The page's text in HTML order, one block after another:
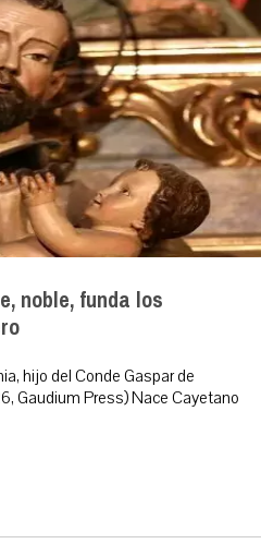
noble, funda los
hijo del Conde Gaspar de
Gaudium Press) Nace Cayetano